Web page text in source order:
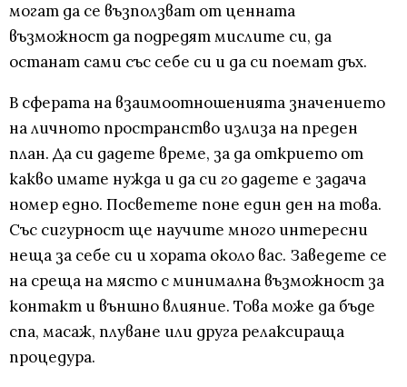
могат да се възползват от ценната
възможност да подредят мислите си, да
останат сами със себе си и да си поемат дъх.
В сферата на взаимоотношенията значението
на личното пространство излиза на преден
план. Да си дадете време, за да открието от
какво имате нужда и да си го дадете е задача
номер едно. Посветете поне един ден на това.
Със сигурност ще научите много интересни
неща за себе си и хората около вас. Заведете се
на среща на място с минимална възможност за
контакт и външно влияние. Това може да бъде
спа, масаж, плуване или друга релаксираща
процедура.